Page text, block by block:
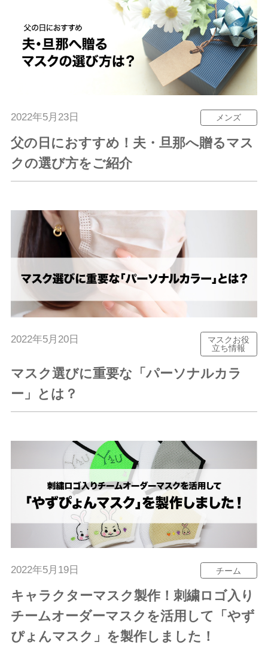
父の日におすすめ！夫・旦那へ贈るマス
クの選び方をご紹介
2022年5月23日 メンズ
マスク選びに重要な「パーソナルカラ
ー」とは？
2022年5月20日
マスクお役
立ち情報
キャラクターマスク製作！刺繍ロゴ入り
チームオーダーマスクを活用して「やず
ぴょんマスク」を製作しました！
2022年5月19日 チーム